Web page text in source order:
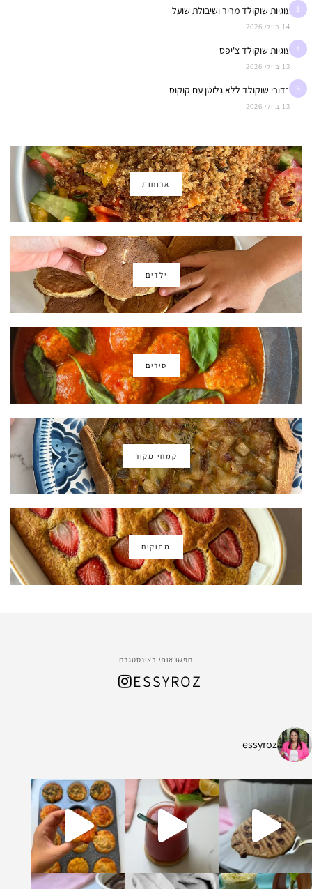
3 עוגיות שוקולד מריר ושיבולת שועל
14 ביולי 2026
4 עוגיות שוקולד צ'יפס
13 ביולי 2026
5 כדורי שוקולד ללא גלוטן עם קוקוס
13 ביולי 2026
ארוחות
ילדים
סירים
קמחי מקור
מתוקים
חפשו אותי באינסטגרם
ESSYROZ
essyroz
החום המתקרב, הכנתי
ושיבולת שועל עשיר ומהמם שמתאים לארוח
וברוכה שיש בעולם
וקקאו מופלא ונימוח והכי אבל הכי טעים